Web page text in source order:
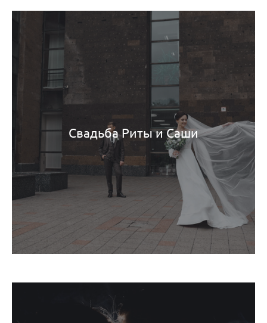
Свадьба Риты и Саши